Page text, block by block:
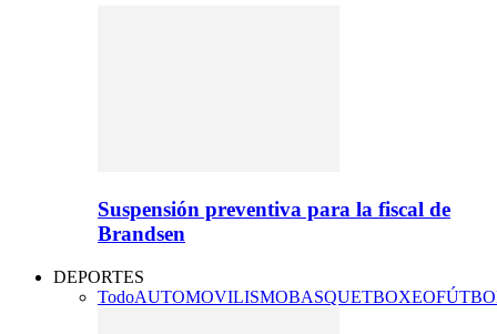
Suspensión preventiva para la fiscal de
Brandsen
DEPORTES
TodoAUTOMOVILISMOBASQUETBOXEO